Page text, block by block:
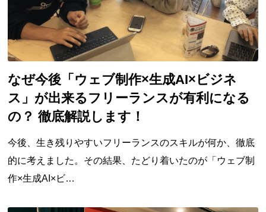
なぜ今後「ウェブ制作×生成AI×ビジネ
ス」が出来るフリーランスが有利になる
の？ 徹底解説します！
今後、生き残りやすいフリーランスのスキルが何か、徹底
的に考えました。その結果、たどり着いたのが「ウェブ制
作×生成AI×ビ…